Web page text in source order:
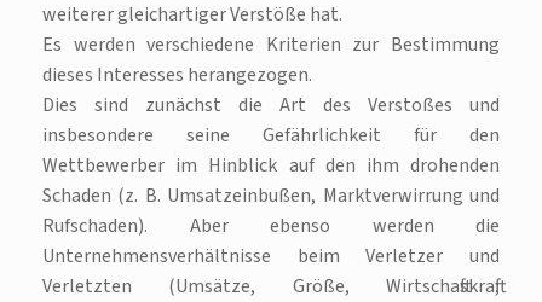
weiterer gleichartiger Verstöße hat.
Es werden verschiedene Kriterien zur Bestimmung
dieses Interesses herangezogen.
Dies sind zunächst die Art des Verstoßes und
insbesondere seine Gefährlichkeit für den
Wettbewerber im Hinblick auf den ihm drohenden
Schaden (z. B. Umsatzeinbußen, Marktverwirrung und
Rufschaden). Aber ebenso werden die
Unternehmensverhältnisse beim Verletzer und
Verletzten (Umsätze, Größe, Wirtschaftskraft,